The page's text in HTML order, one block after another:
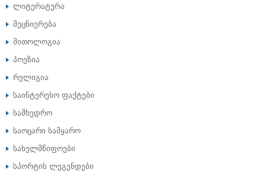
ლიტერატურა
მეცნიერება
მითოლოგია
პოეზია
რელიგია
საინტერესო ფაქტები
სამხედრო
საოცარი სამყარო
სახელმწიფოები
სპორტის ლეგენდები